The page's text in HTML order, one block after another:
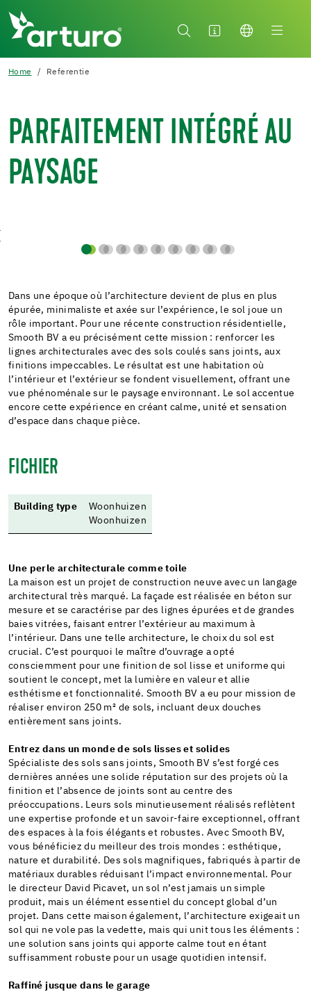
Home Referentie
PARFAITEMENT INTÉGRÉ AU
PAYSAGE
Dans une époque où l’architecture devient de plus en plus
épurée, minimaliste et axée sur l’expérience, le sol joue un
rôle important. Pour une récente construction résidentielle,
Smooth BV a eu précisément cette mission : renforcer les
lignes architecturales avec des sols coulés sans joints, aux
finitions impeccables. Le résultat est une habitation où
l’intérieur et l’extérieur se fondent visuellement, offrant une
vue phénoménale sur le paysage environnant. Le sol accentue
encore cette expérience en créant calme, unité et sensation
d’espace dans chaque pièce.
FICHIER
Building type
Woonhuizen
Woonhuizen
Une perle architecturale comme toile
La maison est un projet de construction neuve avec un langage
architectural très marqué. La façade est réalisée en béton sur
mesure et se caractérise par des lignes épurées et de grandes
baies vitrées, faisant entrer l’extérieur au maximum à
l’intérieur. Dans une telle architecture, le choix du sol est
crucial. C’est pourquoi le maître d’ouvrage a opté
consciemment pour une finition de sol lisse et uniforme qui
soutient le concept, met la lumière en valeur et allie
esthétisme et fonctionnalité. Smooth BV a eu pour mission de
réaliser environ 250 m² de sols, incluant deux douches
entièrement sans joints.
Entrez dans un monde de sols lisses et solides
Spécialiste des sols sans joints, Smooth BV s’est forgé ces
dernières années une solide réputation sur des projets où la
finition et l’absence de joints sont au centre des
préoccupations. Leurs sols minutieusement réalisés reflètent
une expertise profonde et un savoir-faire exceptionnel, offrant
des espaces à la fois élégants et robustes. Avec Smooth BV,
vous bénéficiez du meilleur des trois mondes : esthétique,
nature et durabilité. Des sols magnifiques, fabriqués à partir de
matériaux durables réduisant l’impact environnemental. Pour
le directeur David Picavet, un sol n’est jamais un simple
produit, mais un élément essentiel du concept global d’un
projet. Dans cette maison également, l’architecture exigeait un
sol qui ne vole pas la vedette, mais qui unit tous les éléments :
une solution sans joints qui apporte calme tout en étant
suffisamment robuste pour un usage quotidien intensif.
Raffiné jusque dans le garage